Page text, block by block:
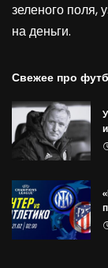
зеленого поля,
на деньги.
Свежее про